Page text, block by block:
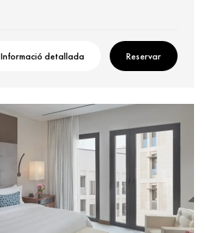
Informació detallada Reservar